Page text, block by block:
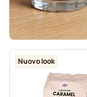
Nuovo look